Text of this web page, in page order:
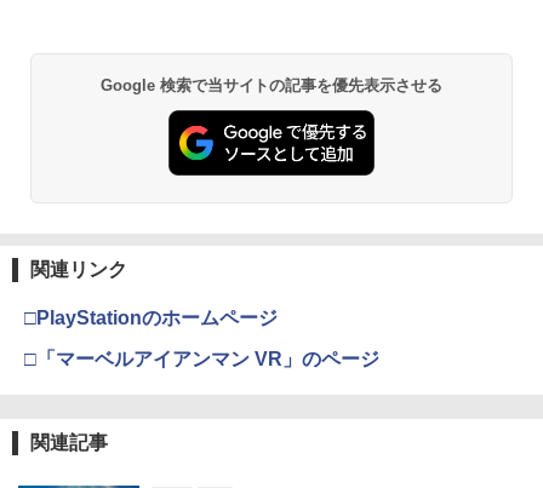
Google 検索で当サイトの記事を優先表示させる
関連リンク
□PlayStationのホームページ
□「マーベルアイアンマン VR」のページ
関連記事